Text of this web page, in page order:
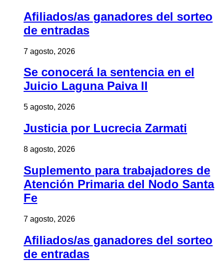
Afiliados/as ganadores del sorteo
de entradas
7 agosto, 2026
Se conocerá la sentencia en el
Juicio Laguna Paiva II
5 agosto, 2026
Justicia por Lucrecia Zarmati
8 agosto, 2026
Suplemento para trabajadores de
Atención Primaria del Nodo Santa
Fe
7 agosto, 2026
Afiliados/as ganadores del sorteo
de entradas